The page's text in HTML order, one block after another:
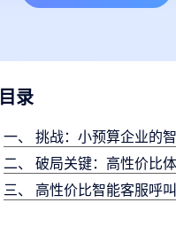
目录
一、 挑战：小预算企业的
二、 破局关键：高性价比
三、 高性价比智能客服呼